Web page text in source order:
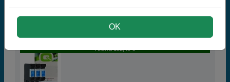
Q-Nomic Pack cartuchos 44 (cian+ magenta+
Ahorra 152,45 €
OK